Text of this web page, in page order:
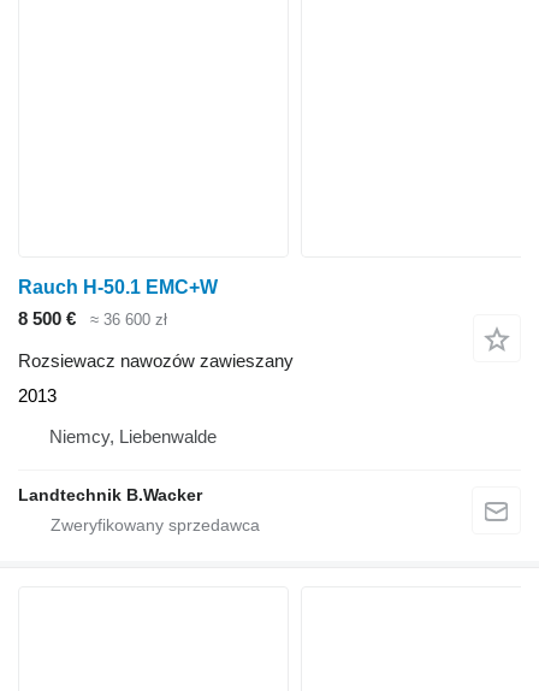
Rauch H-50.1 EMC+W
8 500 €
≈ 36 600 zł
Rozsiewacz nawozów zawieszany
2013
Niemcy, Liebenwalde
Landtechnik B.Wacker